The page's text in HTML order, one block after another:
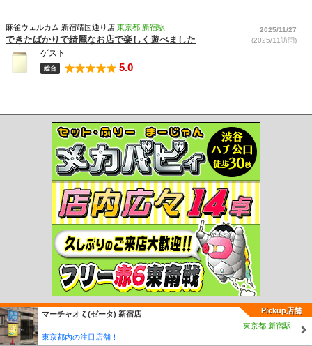
麻雀ウェルカム 新宿靖国通り店 東京都 新宿駅
できたばかりで綺麗なお店で楽しく遊べました
2025/11/27
(2025/11訪問)
ゲスト
総合 5.0
Pickup店舗
マーチャオ ζ (ゼータ) 新宿店
東京都 新宿駅
東京都内の注目店舗！